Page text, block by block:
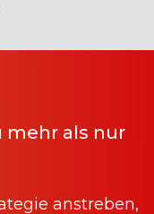
mehr als nur
anstreben,